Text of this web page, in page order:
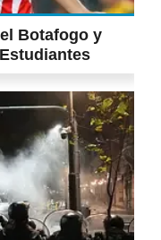
Botafogo y